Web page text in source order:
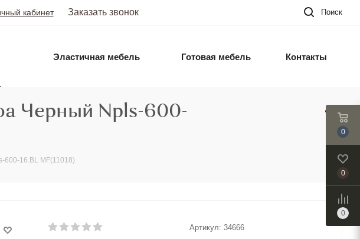
кабинет Заказать звонок Поиск
Эластичная мебель Готовая мебель Контакты
Черный Npls-600-
16.BL MF(11018)
Артикул: 34666
0
0
0